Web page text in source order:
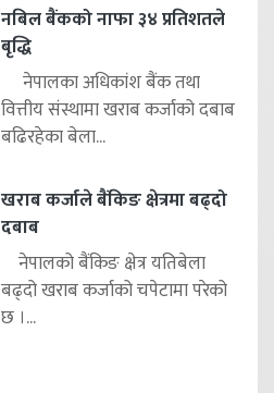
नबिल बैंकको नाफा ३४ प्रतिशतले
बृद्धि
नेपालका अधिकांश बैंक तथा
वित्तीय संस्थामा खराब कर्जाको दबाब
बढिरहेका बेला...
खराब कर्जाले बैंकिङ क्षेत्रमा बढ्दो
दबाब
नेपालको बैंकिङ क्षेत्र यतिबेला
बढ्दो खराब कर्जाको चपेटामा परेको
छ ।...